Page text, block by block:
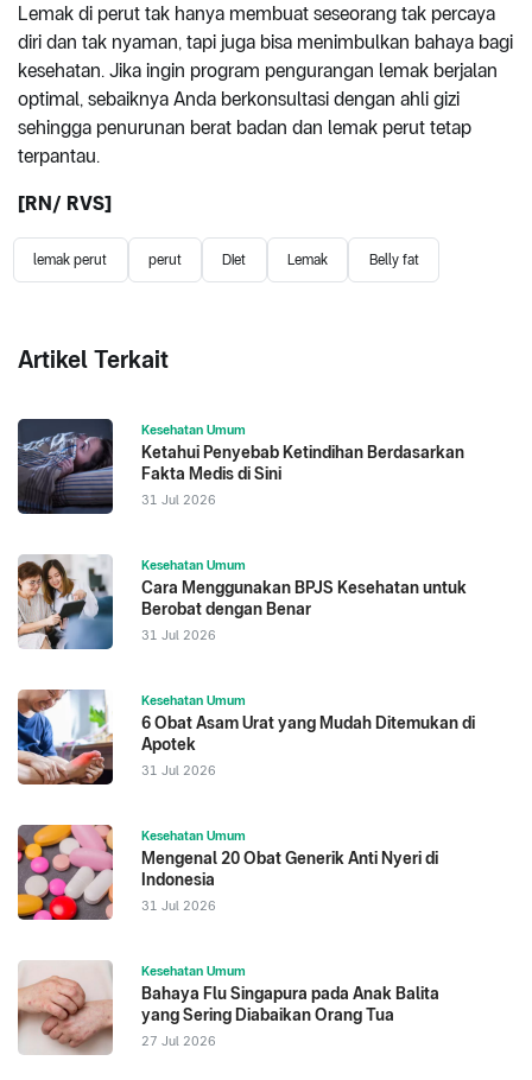
Lemak di perut tak hanya membuat seseorang tak percaya
diri dan tak nyaman, tapi juga bisa menimbulkan bahaya bagi
kesehatan. Jika ingin program pengurangan lemak berjalan
optimal, sebaiknya Anda berkonsultasi dengan ahli gizi
sehingga penurunan berat badan dan lemak perut tetap
terpantau.
[RN/ RVS]
lemak perut perut Diet Lemak Belly fat
Artikel Terkait
Kesehatan Umum
Ketahui Penyebab Ketindihan Berdasarkan
Fakta Medis di Sini
31 Jul 2026
Kesehatan Umum
Cara Menggunakan BPJS Kesehatan untuk
Berobat dengan Benar
31 Jul 2026
Kesehatan Umum
6 Obat Asam Urat yang Mudah Ditemukan di
Apotek
31 Jul 2026
Kesehatan Umum
Mengenal 20 Obat Generik Anti Nyeri di
Indonesia
31 Jul 2026
Kesehatan Umum
Bahaya Flu Singapura pada Anak Balita
yang Sering Diabaikan Orang Tua
27 Jul 2026